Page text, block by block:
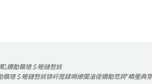
鐨勪簯璁＄畻鏈嶅姟
璁＄畻鏈嶅姟锛屽厖鍒嗕繚闅滄偍鐨勪笟鍔″疄璺典